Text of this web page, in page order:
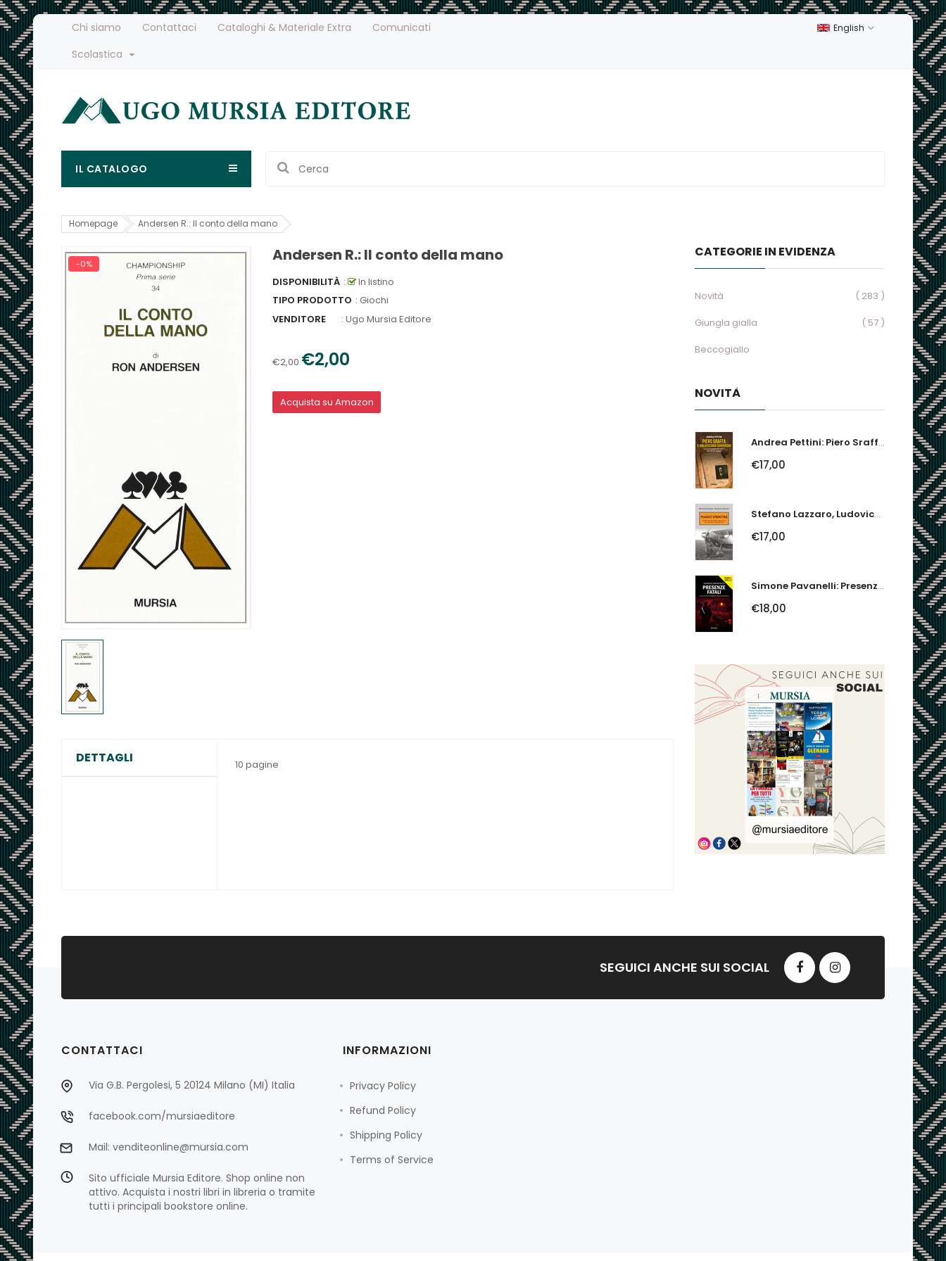
Chi siamo Contattaci Cataloghi & Materiale Extra
Comunicati
Scolastica
English
IL CATALOGO
Homepage Andersen R.: Il conto della mano
-0% Andersen R.: Il conto della mano
DISPONIBILITÀ :
In listino
TIPO PRODOTTO : Giochi
VENDITORE
: Ugo Mursia Editore
€2,00 €2,00
Acquista su Amazon
DETTAGLI 10 pagine
CATEGORIE IN EVIDENZA
Novità
( 283 )
Giungla gialla
( 57 )
Beccogiallo
NOVITÀ
Andrea Pettini: Piero Sraffa, Il Bibliotecario Sovversivo. Un Economista Nel...
€17,00
Stefano Lazzaro, Ludovico Slongo: Mario Visintini. Il Primo Asso Della...
€17,00
Simone Pavanelli: Presenze Fatali. I Fantasmi Del Ferrarese Urlano Giustizia
€18,00
SEGUICI ANCHE SUI SOCIAL
CONTATTACI
Via G.B. Pergolesi, 5 20124 Milano (MI) Italia
facebook.com/mursiaeditore
Mail: venditeonline@mursia.com
Sito ufficiale Mursia Editore. Shop online non
attivo. Acquista i nostri libri in libreria o tramite
tutti i principali bookstore online.
INFORMAZIONI
Privacy Policy
Refund Policy
Shipping Policy
Terms of Service